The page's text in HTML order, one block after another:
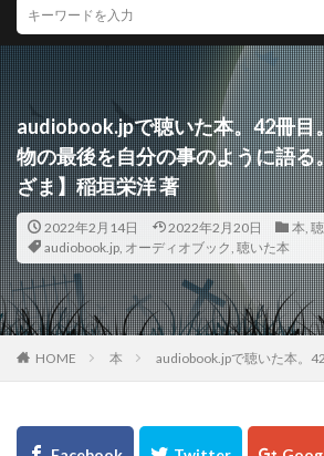
audiobook.jpで聴いた本。42冊目
物の最後を自分の事のように語る
ざま】稲垣栄洋 著
2022年2月14日 2022年2月20日 本,
audiobook.jp, オーディオブック, 聴いた本
HOME 本 audiobook.jpで聴いた本。